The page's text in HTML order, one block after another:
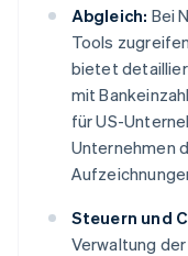
Abgleich: Bei
Tools
bietet
mit
für US-
Unternehmen
Steuern und
Verwaltung